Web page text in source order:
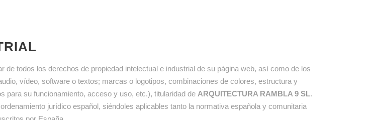
de todos los derechos de propiedad intelectual e industrial de su página web, así como de los
vídeo, software o textos; marcas o logotipos, combinaciones de colores, estructura y
para su funcionamiento, acceso y uso, etc.), titularidad de ARQUITECTURA RAMBLA 9 SL.
jurídico español, siéndoles aplicables tanto la normativa española y comunitaria